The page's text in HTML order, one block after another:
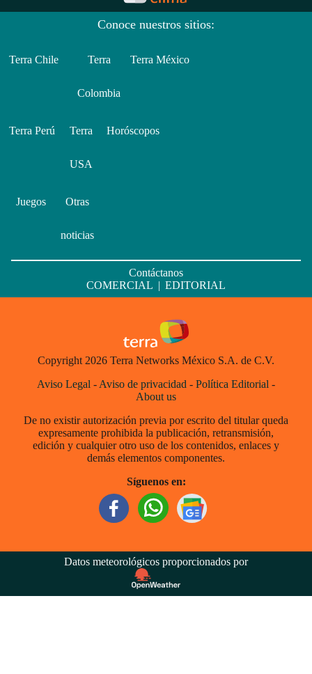
Conoce nuestros sitios:
Terra Chile Terra
Colombia
Terra México
Terra Perú Terra
USA
Horóscopos
Juegos Otras
noticias
Contáctanos
COMERCIAL | EDITORIAL
Copyright 2026 Terra Networks México S.A. de C.V.
Aviso Legal - Aviso de privacidad - Política Editorial -
About us
De no existir autorización previa por escrito del titular queda
expresamente prohibida la publicación, retransmisión,
edición y cualquier otro uso de los contenidos, enlaces y
demás elementos componentes.
Síguenos en:
Datos meteorológicos proporcionados por